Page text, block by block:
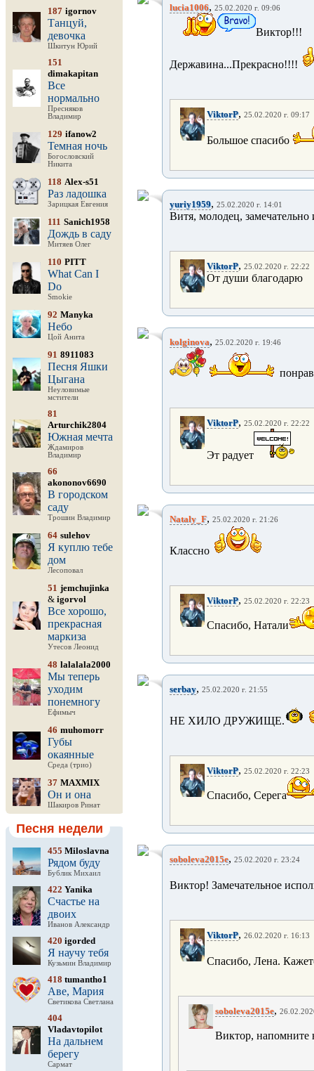
187 igornov
Танцуй,
девочка
Шкитун Юрий
151
dimakapitan
Все
нормально
Пресняков
Владимир
129 ifanow2
Темная ночь
Богословский
Никита
118 Alex-s51
Раз ладошка
Зарицкая Евгения
111 Sanich1958
Дождь в саду
Митяев Олег
110 PITT
What Can I
Do
Smokie
92 Manyka
Небо
Цой Анита
91 8911083
Песня Яшки
Цыгана
Неуловимые
мстители
81
Arturchik2804
Южная мечта
Ждамиров
Владимир
66
akononov6690
В городском
саду
Трошин Владимир
64 sulehov
Я куплю тебе
дом
Лесоповал
51 jemchujinka
& igorvol
Все хорошо,
прекрасная
маркиза
Утесов Леонид
48 lalalala2000
Мы теперь
уходим
понемногу
Ефимыч
46 muhomorr
Губы
окаянные
Среда (трио)
37 MAXMIX
Он и она
Шакиров Ринат
Песня недели
455 Miloslavna
Рядом буду
Бублик Михаил
422 Yanika
Счастье на
двоих
Иванов Александр
420 igorded
Я научу тебя
Кузьмин Владимир
418 tumantho1
Аве, Мария
Светикова Светлана
404
Vladavtopilot
На дальнем
берегу
Сармат
lucia1006, 25.02.2020 г. 09:06
Державина...Прекрасно!!!!
ViktorP, 25.02.2020 г. 09:17
Большое спасибо
yuriy1959, 25.02.2020 г. 14:01
Витя, молодец,
ViktorP, 25.02.2020 г. 22:22
От души благодарю
kolginova, 25.02.2020 г. 19:46
ViktorP, 25.02.2020 г. 22:22
Эт радует
Nataly_F, 25.02.2020 г. 21:26
Классно
ViktorP, 25.02.2020 г. 22:23
Спасибо, Натали
serbay, 25.02.2020 г. 21:55
НЕ ХИЛО ДРУЖИЩЕ.
ViktorP, 25.02.2020 г. 22:23
Спасибо, Серега
soboleva2015e, 25.02.2020 г. 23:24
Виктор! Замечательное
ViktorP, 26.02.2020 г. 16:13
Спасибо, Лена.
soboleva2015e,
Виктор, напомните